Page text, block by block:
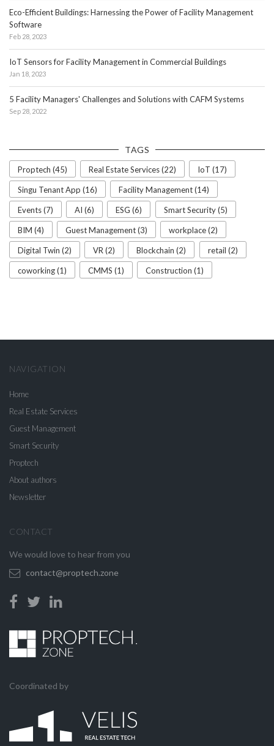
Eco-Efficient Buildings: Harnessing the Power of Facility Management
Software
Feb 28, 2023
IoT Sensors for Facility Management in Commercial Buildings
Jan 18, 2023
5 Facility Managers' Challenges and Solutions with CAFM Systems
Sep 28, 2022
TAGS
Proptech (45) Real Estate Services (22) IoT (17)
Singu Tenant App (16) Facility Management (14)
Events (7) AI (6) ESG (6) Smart Security (5)
BIM (4) Guest Management (3) workplace (2)
Digital Twin (2) VR (2) Blockchain (2) retail (2)
coworking (1) CMMS (1) Construction (1)
NAVIGATION
Home
Real Estate Services
Guest Management
Smart Security
Proptech
About authors
Newsletter
CONTACT
We would love to hear from you
contact@proptech.zone
Coordinated by